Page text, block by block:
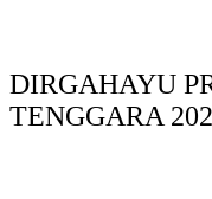
DIRGAHAYU
TENGGARA